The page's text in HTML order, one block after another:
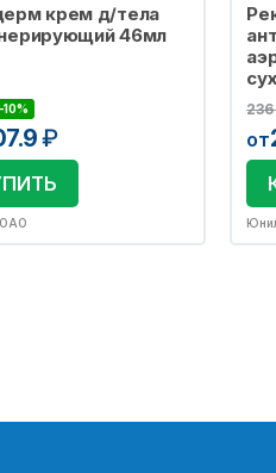
крем д/тела
46мл
-10%
₽
ОАО
236
от